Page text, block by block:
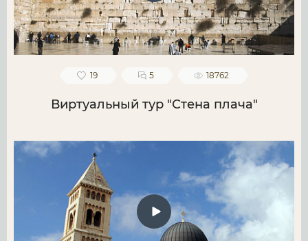
19 5 18762
Виртуальный тур "Стена плача"